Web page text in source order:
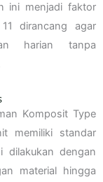
ini menjadi faktor
dirancang agar
harian tanpa
Komposit Type
memiliki standar
dilakukan dengan
material hingga